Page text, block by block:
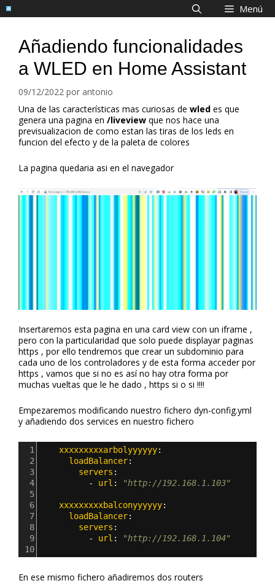
Saltar
al
Menú
Añadiendo funcionalidades
a WLED en Home Assistant
09/12/2022 por antonio
Una de las características mas curiosas de wled es que
genera una pagina en /liveview que nos hace una
previsualizacion de como estan las tiras de los leds en
funcion del efecto y de la paleta de colores
La pagina quedaria asi en el navegador
Insertaremos esta pagina en una card view con un iframe ,
pero con la particularidad que solo puede displayar paginas
https , por ello tendremos que crear un subdominio para
cada uno de los controladores y de esta forma acceder por
https , vamos que si no es así no hay otra forma por
muchas vueltas que le he dado , https si o si !!!!
Empezaremos modificando nuestro fichero dyn-config.yml
y añadiendo dos services en nuestro fichero
1 xxxxxxxxxarbolyyyyyy:
2
loadBalancer:
3
servers :
4
- url :
"http://192.168.1.103"
5
6
xxxxxxxxxbalconyyyyyy:
7
loadBalancer:
8
servers :
9
- url :
"http://192.168.1.104"
10
En ese mismo fichero añadiremos dos routers